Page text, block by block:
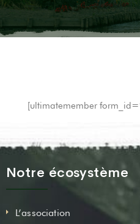
[ultimatemember
Notre écosystème
L’association